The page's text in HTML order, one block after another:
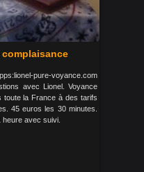
pure-voyance.com
avec Lionel. Voyance
toute la France à des tarifs
45 euros les 30 minutes.
avec suivi.